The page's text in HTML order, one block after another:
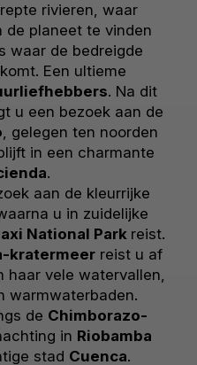
rivieren, waar
de planeet te vinden
waar de bedreigde
Een ultieme
. Na dit
u een bezoek aan de
, gelegen ten noorden
in een charmante
.
aan de kleurrijke
u in zuidelijke
National Park reist.
kratermeer reist u af
haar vele watervallen,
warmwaterbaden.
de Chimborazo-
in Riobamba
stad Cuenca.